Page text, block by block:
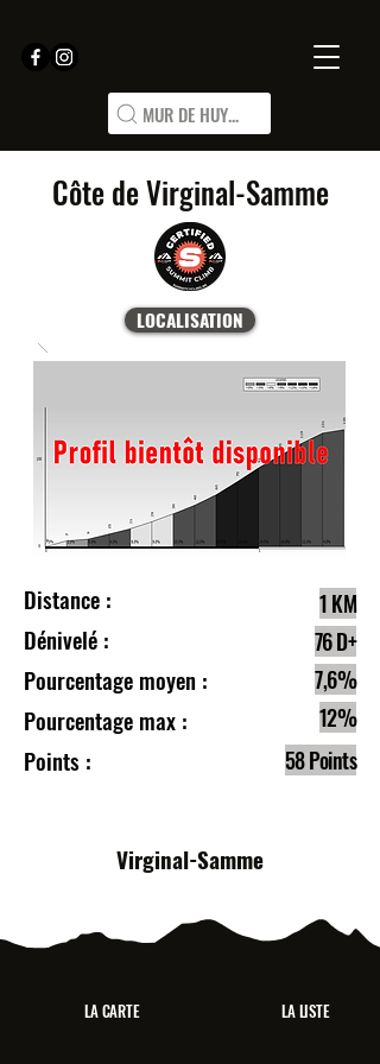
MUR DE HUY...
Côte de Virginal-Samme
LOCALISATION
Distance :
Dénivelé :
Pourcentage moyen :
Pourcentage max :
Points :
1 KM
76 D+
7,6%
12%
58 Points
Virginal-Samme
LA CARTE LA LISTE